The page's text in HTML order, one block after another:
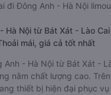
đi Đông Anh - Hà Nội
Hà Nội từ Bát Xát - Lào
mái, giá cả tốt nhất
- Hà Nội từ Bát Xát -
nằm chất lượng cao.
thiết bị hiện đại phục vụ